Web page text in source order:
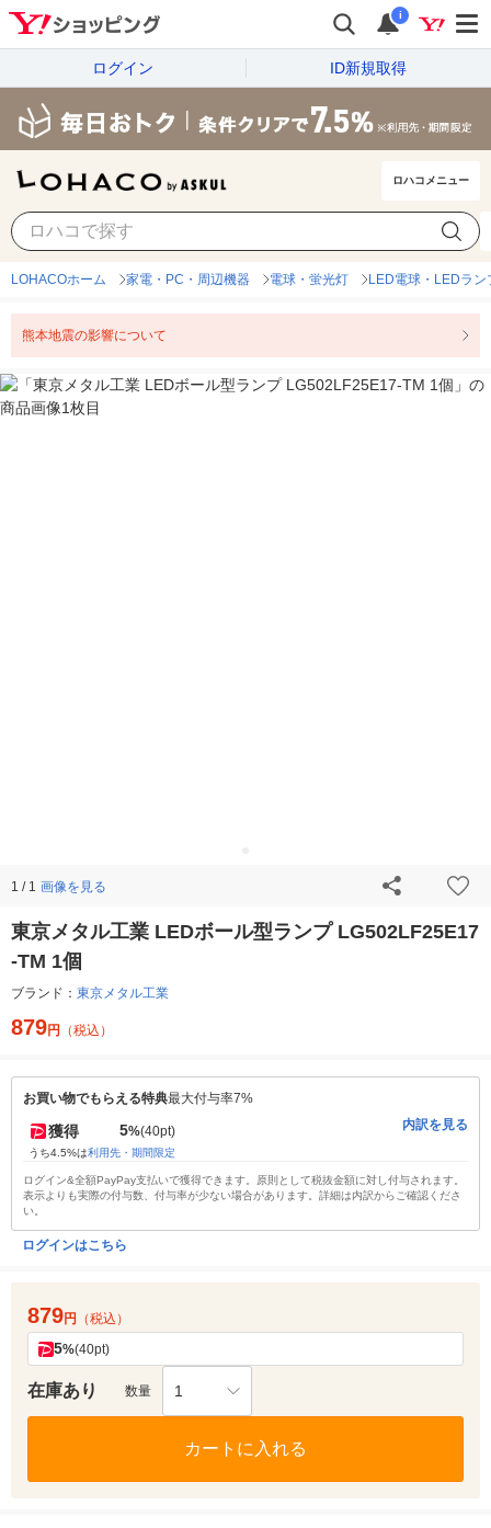
i
ログイン ID新規取得
ロハコメニュー
LOHACOホーム 家電・PC・周辺機器 電球・蛍光灯 LED電球・LEDラン
熊本地震の影響について
1 / 1 画像を見る
東京メタル工業 LEDボール型ランプ LG502LF25E17
-TM 1個
ブランド： 東京メタル工業
879円 （税込）
お買い物でもらえる特典最大付与率7%
獲得 5%(40pt)
うち4.5%は利用先・期間限定
内訳を見る
ログイン&全額PayPay支払いで獲得できます。原則として税抜金額に対し付与されます。
表示よりも実際の付与数、付与率が少ない場合があります。詳細は内訳からご確認くださ
い。
ログインはこちら
879円 （税込）
5%(40pt)
在庫あり 数量 1
カートに入れる